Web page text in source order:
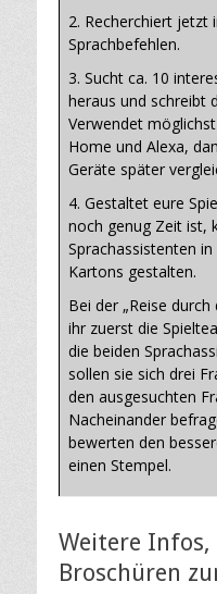
2. Recherchiert jetzt
Sprachbefehlen.
3. Sucht ca. 10
heraus und schreibt
Verwendet
Home und Alexa,
Geräte später
4. Gestaltet eure
noch genug Zeit ist,
Sprachassistenten
Kartons gestalten.
Bei der „Reise
ihr zuerst die
die beiden
sollen sie sich drei
den ausgesuchten
Nacheinander
bewerten den
einen Stempel.
Weitere Infos,
Broschüren